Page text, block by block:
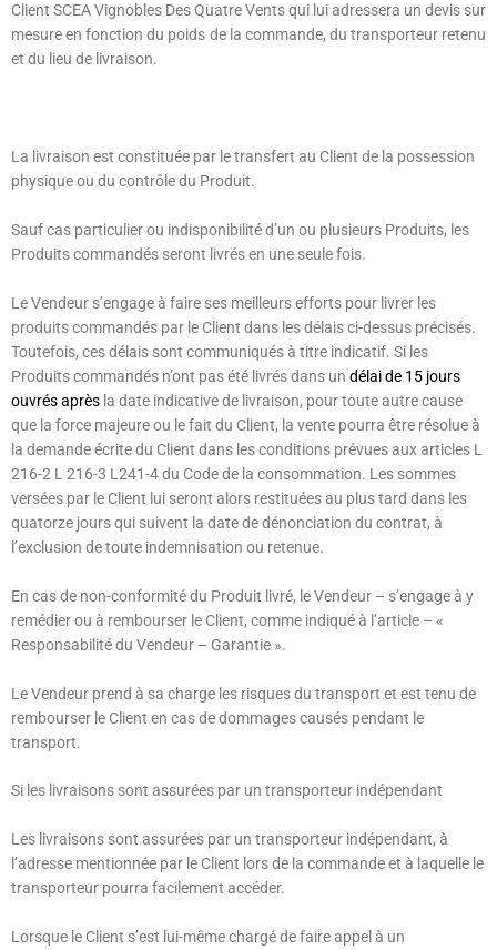
Client SCEA Vignobles Des Quatre Vents qui lui adressera un devis sur
mesure en fonction du poids de la commande, du transporteur retenu
et du lieu de livraison.
La livraison est constituée par le transfert au Client de la possession
physique ou du contrôle du Produit.
Sauf cas particulier ou indisponibilité d’un ou plusieurs Produits, les
Produits commandés seront livrés en une seule fois.
Le Vendeur s’engage à faire ses meilleurs efforts pour livrer les
produits commandés par le Client dans les délais ci-dessus précisés.
Toutefois, ces délais sont communiqués à titre indicatif. Si les
Produits commandés n’ont pas été livrés dans un délai de 15 jours
ouvrésaprès la date indicative de livraison, pour toute autre cause
que la force majeure ou le fait du Client, la vente pourra être résolue à
la demande écrite du Client dans les conditions prévues aux articles L
216-2 L 216-3 L241-4 du Code de la consommation. Les sommes
versées par le Client lui seront alors restituées au plus tard dans les
quatorze jours qui suivent la date de dénonciation du contrat, à
l’exclusion de toute indemnisation ou retenue.
En cas de non-conformité du Produit livré, le Vendeur – s’engage à y
remédier ou à rembourser le Client, comme indiqué à l’article – «
Responsabilité du Vendeur – Garantie ».
Le Vendeur prend à sa charge les risques du transport et est tenu de
rembourser le Client en cas de dommages causés pendant le
transport.
Si les livraisons sont assurées par un transporteur indépendant
Les livraisons sont assurées par un transporteur indépendant, à
l’adresse mentionnée par le Client lors de la commande et à laquelle le
transporteur pourra facilement accéder.
Lorsque le Client s’est lui-même chargé de faire appel à un